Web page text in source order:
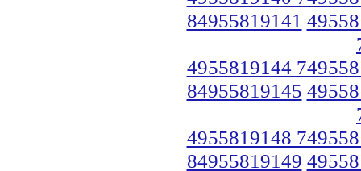
84955819141
4955819144
84955819145
4955819148
84955819149